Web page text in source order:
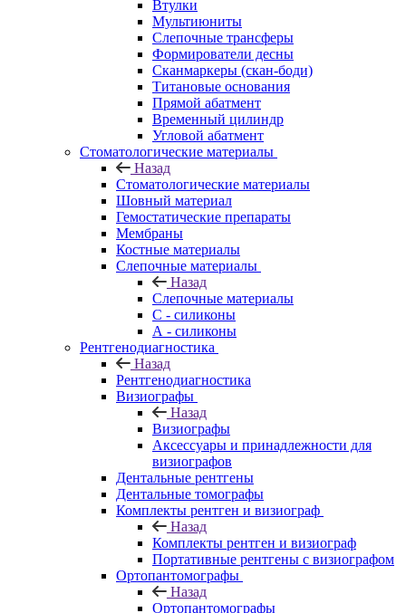
Втулки
Мультиюниты
Слепочные трансферы
Формирователи десны
Сканмаркеры (скан-боди)
Титановые основания
Прямой абатмент
Временный цилиндр
Угловой абатмент
Стоматологические материалы
Назад
Стоматологические материалы
Шовный материал
Гемостатические препараты
Мембраны
Костные материалы
Слепочные материалы
Назад
Слепочные материалы
C - силиконы
А - силиконы
Рентгенодиагностика
Назад
Рентгенодиагностика
Визиографы
Назад
Визиографы
Аксессуары и принадлежности для
визиографов
Дентальные рентгены
Дентальные томографы
Комплекты рентген и визиограф
Назад
Комплекты рентген и визиограф
Портативные рентгены с визиографом
Ортопантомографы
Назад
Ортопантомографы